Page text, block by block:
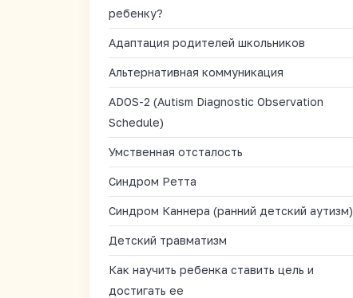
ребенку?
Адаптация родителей школьников
Альтернативная коммуникация
ADOS-2 (Autism Diagnostic Observation
Schedule)
Умственная отсталость
Синдром Ретта
Синдром Каннера (ранний детский аутизм)
Детский травматизм
Как научить ребенка ставить цель и
достигать ее